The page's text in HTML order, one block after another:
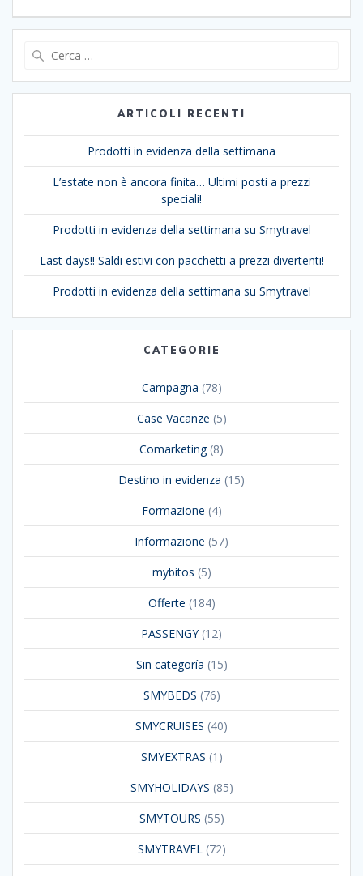
ARTICOLI RECENTI
Prodotti in evidenza della settimana
L’estate non è ancora finita… Ultimi posti a prezzi
speciali!
Prodotti in evidenza della settimana su Smytravel
Last days!! Saldi estivi con pacchetti a prezzi divertenti!
Prodotti in evidenza della settimana su Smytravel
CATEGORIE
Campagna (78)
Case Vacanze (5)
Comarketing(8)
Destino in evidenza (15)
Formazione (4)
Informazione (57)
mybitos (5)
Offerte (184)
PASSENGY(12)
Sin categoría (15)
SMYBEDS (76)
SMYCRUISES (40)
SMYEXTRAS (1)
SMYHOLIDAYS (85)
SMYTOURS (55)
SMYTRAVEL (72)